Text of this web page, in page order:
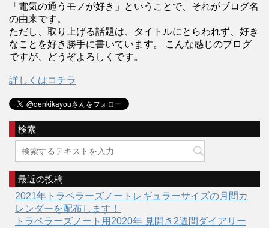
「電気の通うモノが好き」ということで、それがブログ名
の由来です。
ただし、取り上げる話題は、タイトルにとらわれず、好き
なことを好き勝手に書いています。 こんな感じのブログ
ですが、どうぞよろしくです。
詳しくはコチラ
検索
最近の投稿
2021年トラベラーズノートレギュラーサイズの月間カ
レンダーを配布します！
トラベラーズノート用2020年 見開き2週間ダイアリー